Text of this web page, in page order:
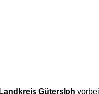
Landkreis Gütersloh vorbei